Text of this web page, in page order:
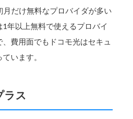
月だけ無料なプロバイダが多い
年以上無料で使えるプロバイ
費用面でもドコモ光はセキュ
います。
ラス